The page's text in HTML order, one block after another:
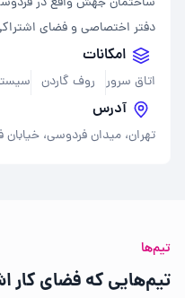
دفتر اختصاصی و فضای اشتراکی با ظرفیت
امکانات
اتاق سرور روف گاردن
آدرس
تهران، میدان فردوسی،
تیم‌ها
تیم‌هایی که فضای کار